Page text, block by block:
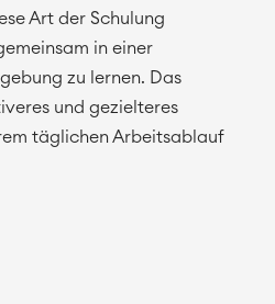
Art der Schulung
in einer
zu lernen. Das
und gezielteres
täglichen Arbeitsablauf